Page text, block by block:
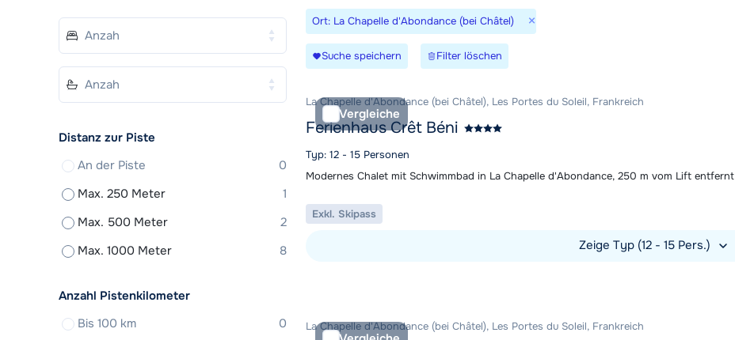
Ort: La Chapelle d'Abondance (bei Châtel) ×
Suche speichern Filter löschen
Vergleiche
La Chapelle d'Abondance (bei Châtel), Les Portes du Soleil, Frankreich
Ferienhaus Crêt Béni
Typ: 12 - 15 Personen
Modernes Chalet mit Schwimmbad in La Chapelle d'Abondance, 250 m vom Lift entfernt
Exkl. Skipass
Zeige Typ (12 - 15 Pers.)
La Chapelle d'Abondance (bei Châtel), Les Portes du Soleil, Frankreich
Distanz zur Piste
An der Piste
0
Max. 250 Meter
1
Max. 500 Meter
2
Max. 1000 Meter
8
Anzahl Pistenkilometer
Bis 100 km
0